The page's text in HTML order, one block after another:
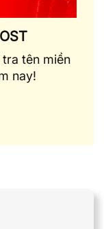
tên miền
nay!